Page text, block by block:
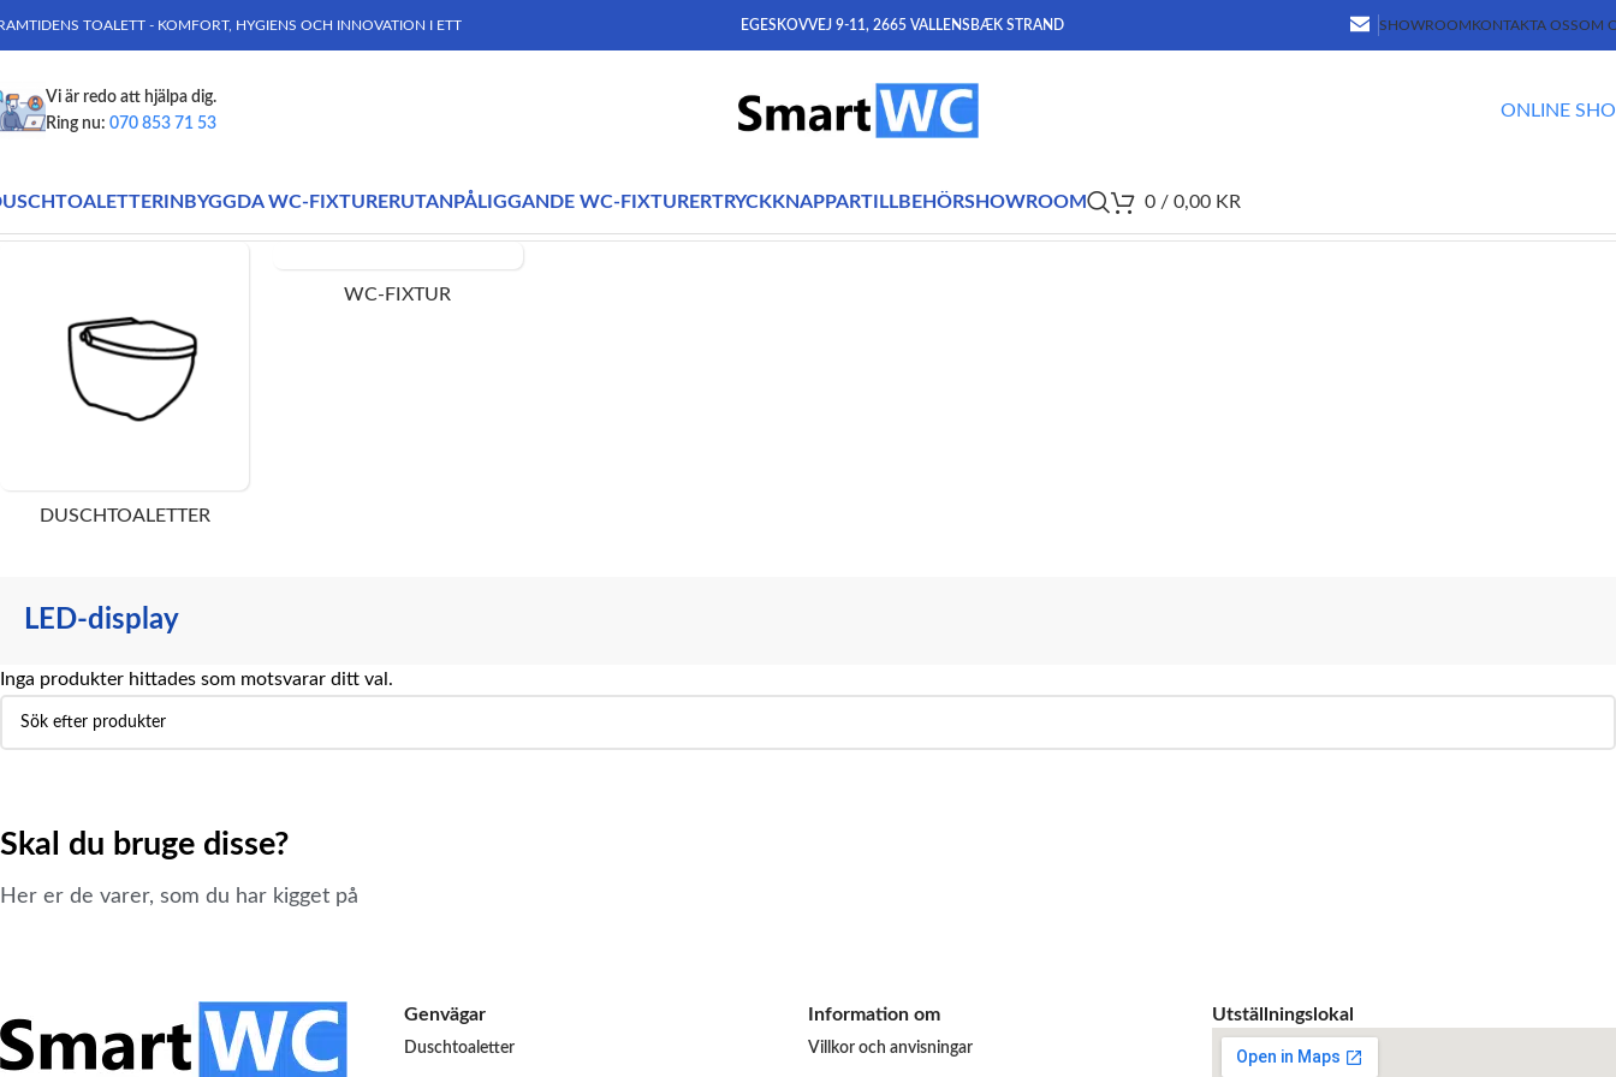
TOALETT - KOMFORT, HYGIENS OCH INNOVATION I ETT EGESKOVVEJ 9-11, 2665 VALLENSBÆK STRAND SHOWROOMKONTAKTA OSSOM
Vi är redo att hjälpa dig.
Ring nu: 070 853 71 53
ONLINE
INBYGGDA WC-FIXTURERUTANPÅLIGGANDE WC-FIXTURERTRYCKKNAPPARTILLBEHÖRSHOWROOM 0 / 0,00 KR
DUSCHTOALETTER
WC-FIXTUR
LED-display
Inga produkter hittades som motsvarar ditt val.
Skal du bruge disse?
Her er de varer, som du har kigget på
Genvägar
Duschtoaletter
Information om
Villkor och anvisningar
Utställningslokal